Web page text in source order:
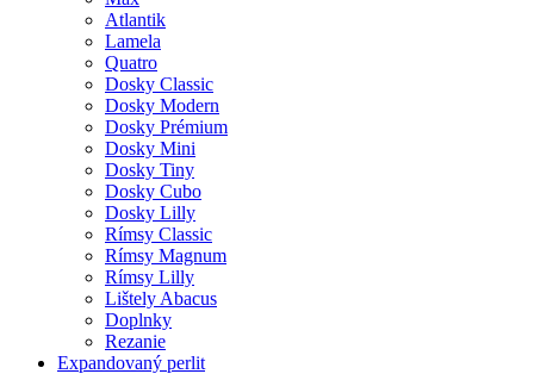
Atlantik
Lamela
Quatro
Dosky Classic
Dosky Modern
Dosky Prémium
Dosky Mini
Dosky Tiny
Dosky Cubo
Dosky Lilly
Rímsy Classic
Rímsy Magnum
Rímsy Lilly
Lištely Abacus
Doplnky
Rezanie
Expandovaný perlit